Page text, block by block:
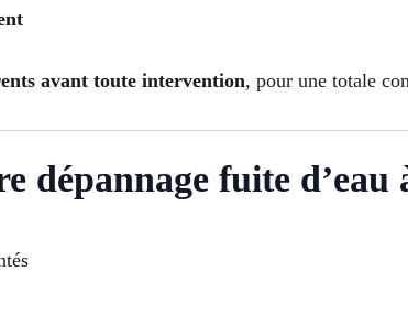
avant toute intervention, pour une totale
dépannage fuite d’eau